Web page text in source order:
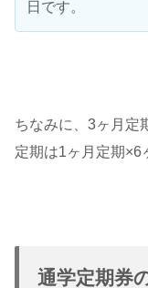
日です。
ちなみに、3ヶ月定
定期は1ヶ月定期×6
通学定期券